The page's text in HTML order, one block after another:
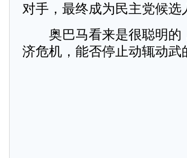
对手，最终成为民主党候选
奥巴马看来是很聪明的
济危机，能否停止动辄动武